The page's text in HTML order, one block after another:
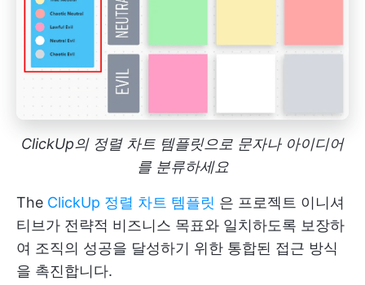
ClickUp의 정렬 차트 템플릿으로 문자나 아이디어
를 분류하세요
The ClickUp 정렬 차트 템플릿 은 프로젝트 이니셔
티브가 전략적 비즈니스 목표와 일치하도록 보장하
여 조직의 성공을 달성하기 위한 통합된 접근 방식
을 촉진합니다.